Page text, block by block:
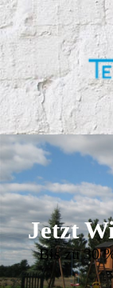
Jetzt
Bis zu 30